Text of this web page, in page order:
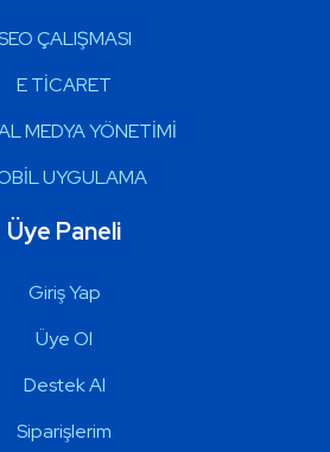
ÇALIŞMASI
E TİCARET
MEDYA YÖNETİMİ
UYGULAMA
Üye Paneli
Giriş Yap
Üye Ol
Destek Al
Siparişlerim